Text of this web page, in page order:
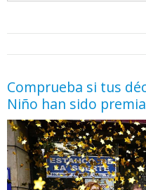
Comprueba si tus
Niño han sido